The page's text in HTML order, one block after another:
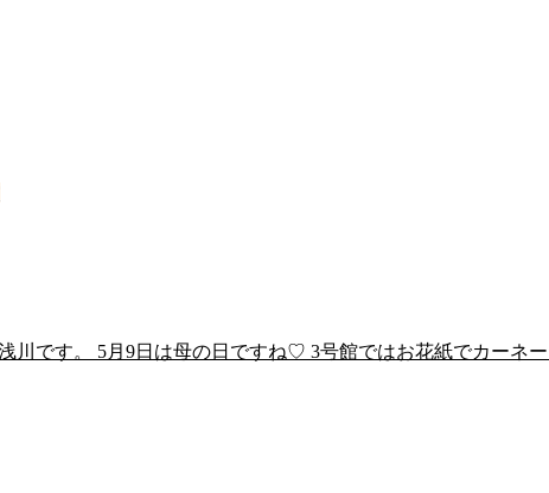
川です。 5月9日は母の日ですね♡ 3号館ではお花紙でカーネ